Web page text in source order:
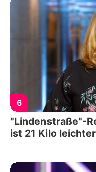
6
"Lindenstraße"-
ist 21 Kilo leichter